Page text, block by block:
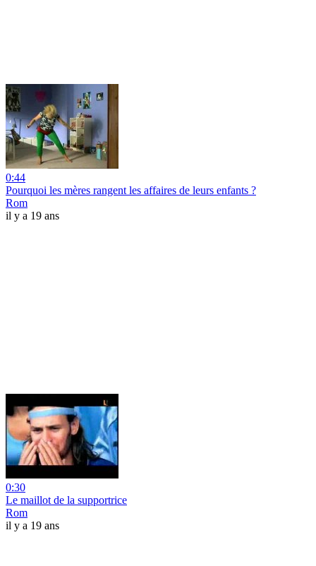
0:44
Pourquoi les mères rangent les affaires de leurs enfants ?
Rom
il y a 19 ans
0:30
Le maillot de la supportrice
Rom
il y a 19 ans